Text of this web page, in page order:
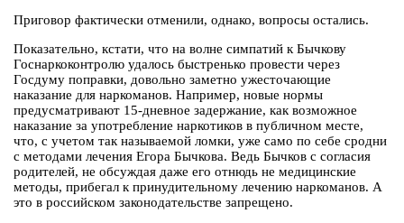
Приговор фактически отменили, однако, вопросы остались.
Показательно, кстати, что на волне симпатий к Бычкову
Госнаркоконтролю удалось быстренько провести через
Госдуму поправки, довольно заметно ужесточающие
наказание для наркоманов. Например, новые нормы
предусматривают 15-дневное задержание, как возможное
наказание за употребление наркотиков в публичном месте,
что, с учетом так называемой ломки, уже само по себе сродни
с методами лечения Егора Бычкова. Ведь Бычков с согласия
родителей, не обсуждая даже его отнюдь не медицинские
методы, прибегал к принудительному лечению наркоманов. А
это в российском законодательстве запрещено.